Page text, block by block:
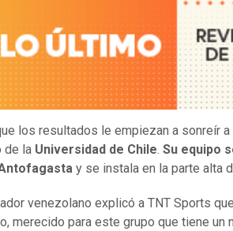
los resultados le empiezan a sonreír a
de la Universidad de Chile. Su equipo
y se instala en la parte alta
venezolano explicó a TNT Sports
merecido para este grupo que tiene un